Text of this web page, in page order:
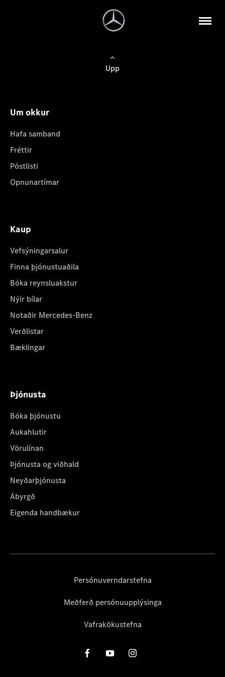
Upp
Um okkur
Hafa samband
Fréttir
Póstlisti
Opnunartímar
Kaup
Vefsýningarsalur
Finna þjónustuaðila
Bóka reynsluakstur
Nýir bílar
Notaðir Mercedes-Benz
Verðlistar
Bæklingar
Þjónusta
Bóka þjónustu
Aukahlutir
Vörulínan
Þjónusta og viðhald
Neyðarþjónusta
Ábyrgð
Eigenda handbækur
Persónuverndarstefna
Meðferð persónuupplýsinga
Vafrakökustefna